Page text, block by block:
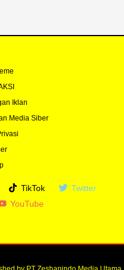
Iklan
Media Siber
TikTok
Twitter
YouTube